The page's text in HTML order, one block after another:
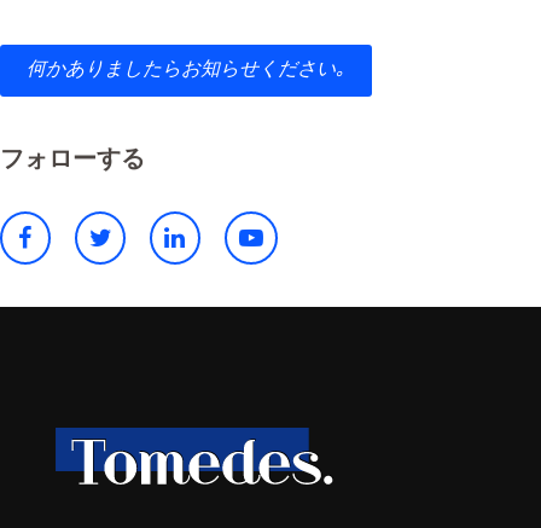
何かありましたらお知らせください｡
フォローする